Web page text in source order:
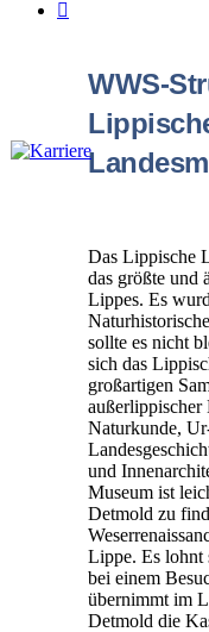
WWS-
Das Lippische
das größte und
Lippes. Es
sollte es nicht
sich das
großartigen
außerlippischer
Naturkunde,
und
Museum ist
Detmold zu
Lippe. Es lohnt
bei einem
übernimmt im
Detmold die